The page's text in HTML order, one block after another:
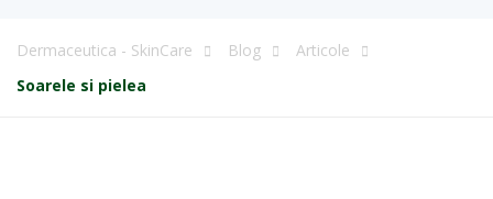
Dermaceutica - SkinCare Blog
Articole
Soarele si pielea